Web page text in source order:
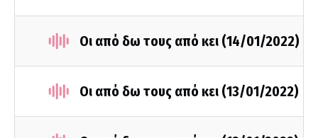
Οι από δω τους από κει (14/01/2022)
Οι από δω τους από κει (13/01/2022)